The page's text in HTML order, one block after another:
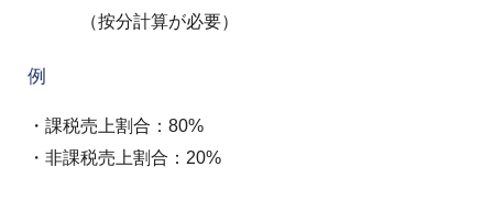
（按分計算が必要）
例
・課税売上割合：80%
・非課税売上割合：20%